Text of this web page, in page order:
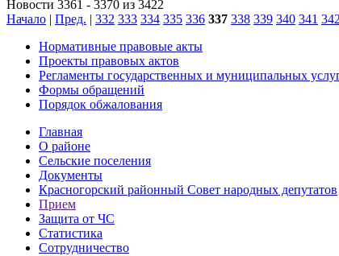
Новости 3361 - 3370 из 3422
Начало | Пред. | 332 333 334 335 336 337 338 339 340 341 342
Нормативные правовые акты
Проекты правовых актов
Регламенты государственных и муниципальных
Формы обращений
Порядок обжалования
Главная
О районе
Сельские поселения
Документы
Красногорский районный Совет народных депутатов
Прием
Защита от ЧС
Статистика
Сотрудничество